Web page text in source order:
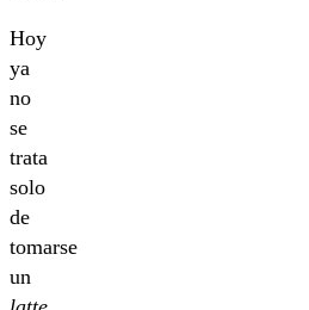
Hoy
ya
no
se
trata
solo
de
tomarse
un